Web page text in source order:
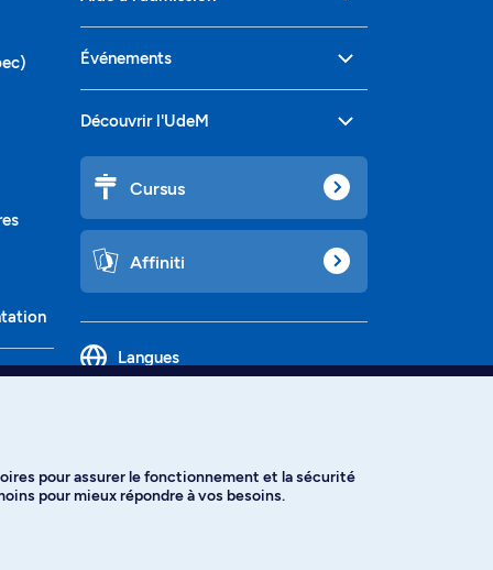
Événements
Découvrir l'UdeM
Cursus
Affiniti
Langues
pour assurer le fonctionnement et la sécurité
pour mieux répondre à vos besoins.